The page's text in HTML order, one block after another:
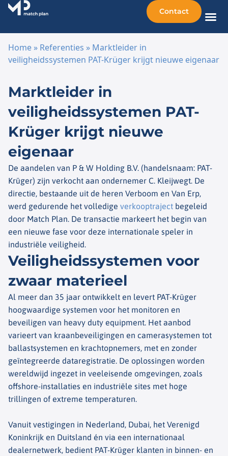
Contact
Home » Referenties » Marktleider in
veiligheidssystemen PAT-Krüger krijgt nieuwe eigenaar
Marktleider in
veiligheidssystemen PAT-
Krüger krijgt nieuwe
eigenaar
De aandelen van P & W Holding B.V. (handelsnaam: PAT-
Krüger) zijn verkocht aan ondernemer C. Kleijwegt. De
directie, bestaande uit de heren Verboom en Van Erp,
werd gedurende het volledige verkooptraject begeleid
door Match Plan. De transactie markeert het begin van
een nieuwe fase voor deze internationale speler in
industriële veiligheid.
Veiligheidssystemen voor
zwaar materieel
Al meer dan 35 jaar ontwikkelt en levert PAT-Krüger
hoogwaardige systemen voor het monitoren en
beveiligen van heavy duty equipment. Het aanbod
varieert van kraanbeveiligingen en camerasystemen tot
ballastsystemen en krachtopnemers, met en zonder
geïntegreerde dataregistratie. De oplossingen worden
wereldwijd ingezet in veeleisende omgevingen, zoals
offshore-installaties en industriële sites met hoge
trillingen of extreme temperaturen.
Vanuit vestigingen in Nederland, Dubai, het Verenigd
Koninkrijk en Duitsland én via een internationaal
dealernetwerk, bedient PAT-Krüger klanten in binnen- en